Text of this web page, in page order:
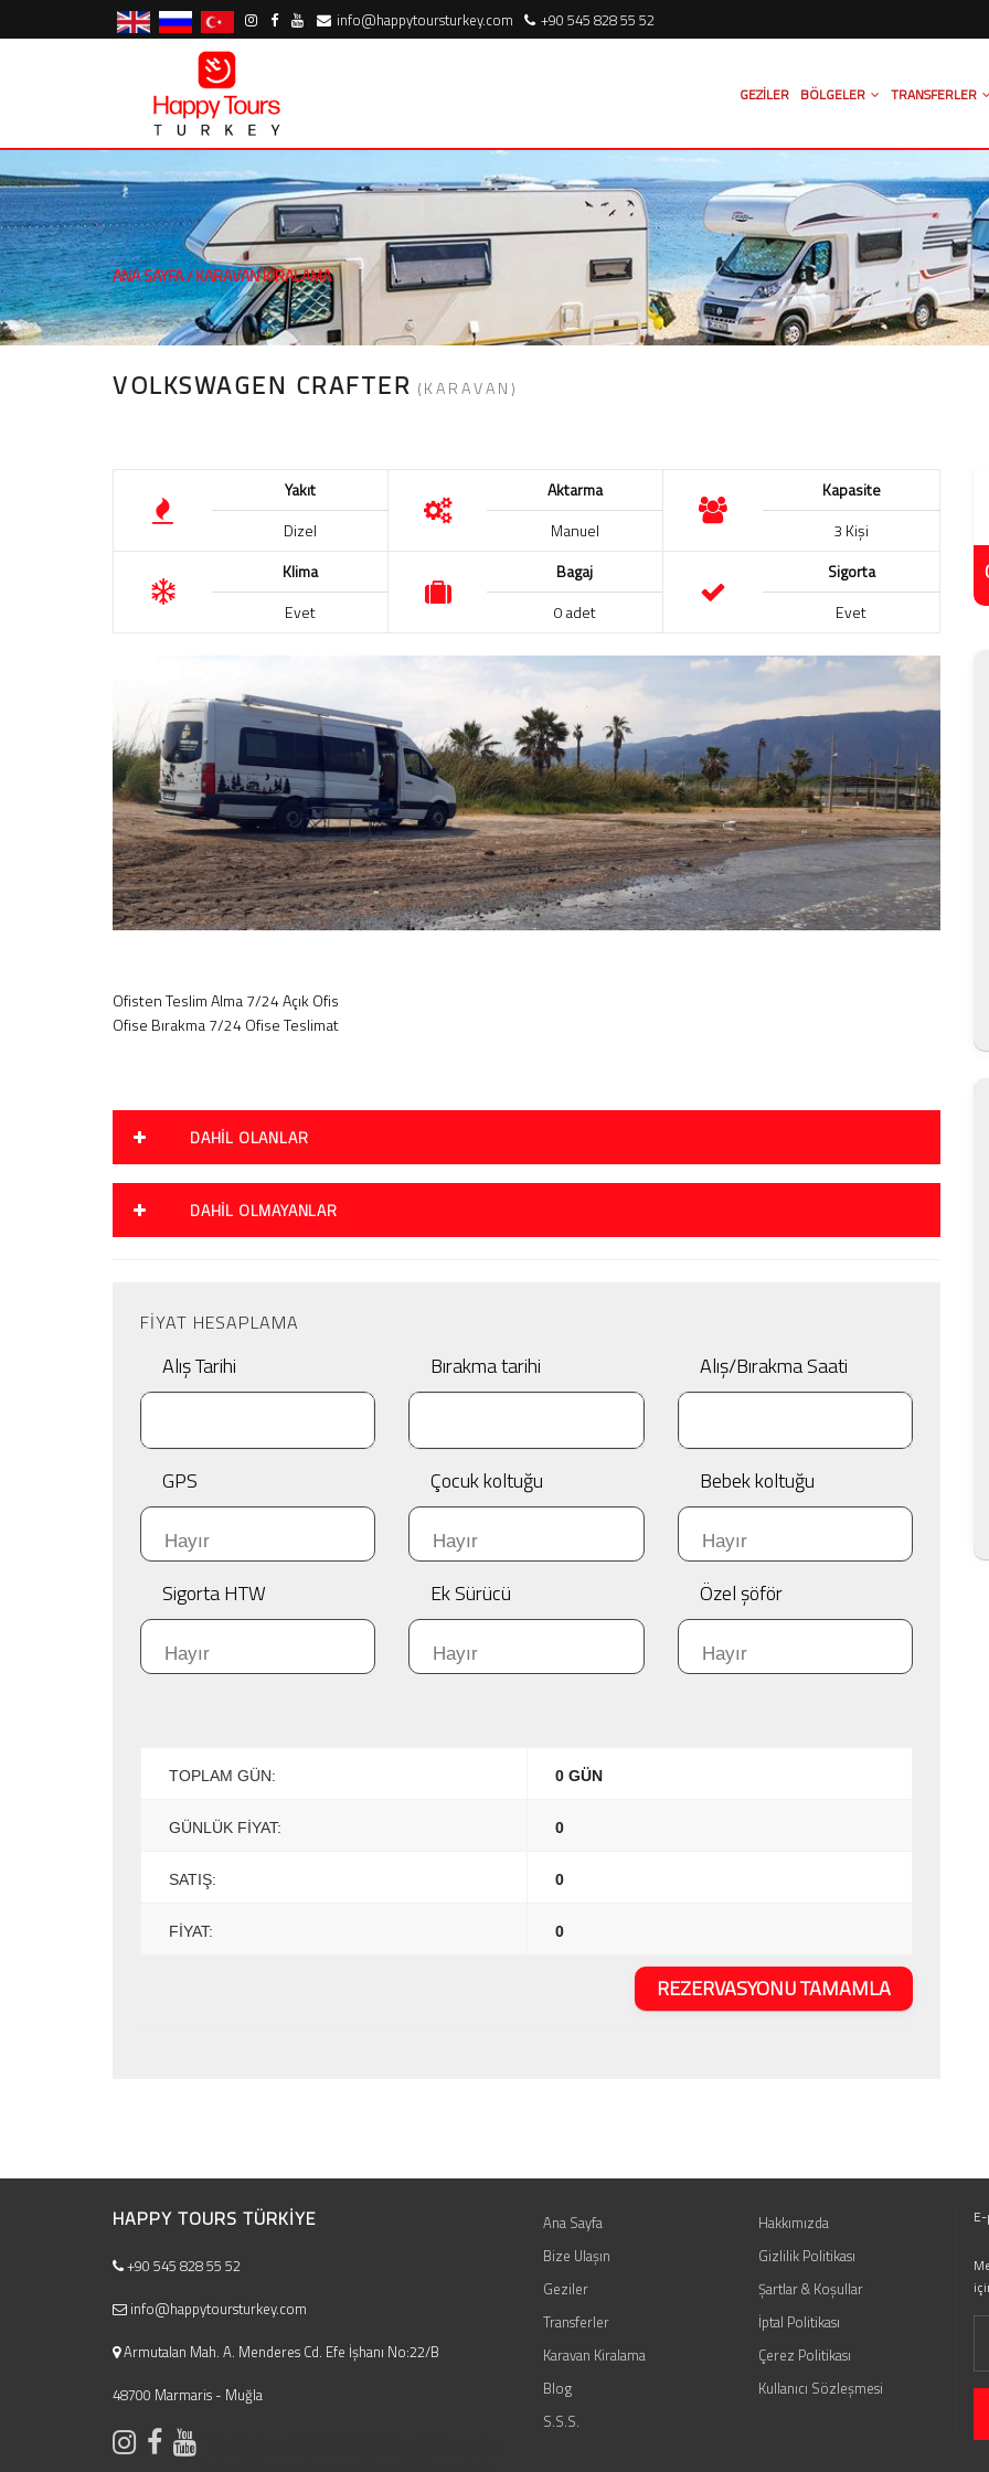
info@happytoursturkey.com +90 545 828 55 52
GEZILER BÖLGELER TRANSFERLER
ANA SAYFA/KARAVAN KIRALAMA
VOLKSWAGEN CRAFTER (KARAVAN)
Yakıt Aktarma
Kapasite
Dizel
Manuel
3 Kişi
Klima
Bagaj
Sigorta
Evet
0 adet Evet
Ofisten Teslim Alma 7/24 Açık Ofis
Ofise Bırakma 7/24 Ofise Teslimat
DAHIL OLANLAR
DAHIL OLMAYANLAR
FIYAT HESAPLAMA
Alış Tarihi Bırakma tarihi Alış/Bırakma Saati
GPS Çocuk koltuğu Bebek koltuğu
Sigorta HTW Ek Sürücü Özel şöför
TOPLAM GÜN: 0 GÜN
GÜNLÜK FIYAT: 0
SATIŞ: 0
FIYAT: 0
REZERVASYONU TAMAMLA
HAPPY TOURS TÜRKIYE
+90 545 828 55 52
info@happytoursturkey.com
Armutalan Mah. A. Menderes Cd. Efe İşhanı No:22/B
48700 Marmaris - Muğla
Ana Sayfa
Bize Ulaşın
Geziler
Transferler
Karavan Kiralama
Blog
S.S.S.
Hakkımızda
Gizlilik Politikası
Şartlar & Koşullar
İptal Politikası
Çerez Politikası
Kullanıcı Sözleşmesi